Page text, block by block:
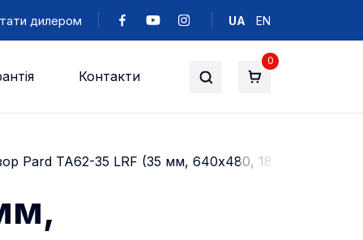
дилером UA EN
Контакти
0
Pard TA62-35 LRF (35 мм, 640х480, 1800 м)